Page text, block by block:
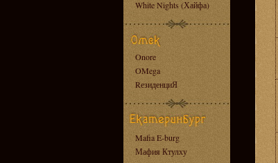
White Nights (Хайфа)
Onore
OMega
RезиденциЯ
Mafia E-burg
Мафия Ктулху